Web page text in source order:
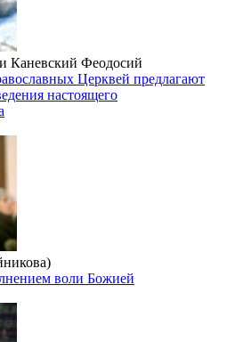
Каневский Феодосий
Церквей предлагают
настоящего
воли Божией